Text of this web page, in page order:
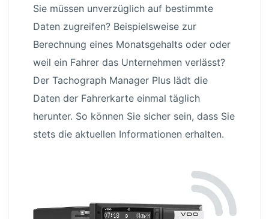
Sie müssen unver­züglich auf bestimmte
Daten zugreifen? Beispiels­weise zur
Berechnung eines Monats­ge­halts oder oder
weil ein Fahrer das Unternehmen verlässt?
Der Tachograph Manager Plus lädt die
Daten der Fahrerkarte einmal täglich
herunter. So können Sie sicher sein, dass Sie
stets die aktuellen Infor­ma­tionen erhalten.